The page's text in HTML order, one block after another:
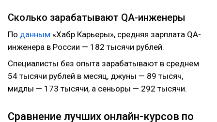
Сколько зарабатывают QA-инженеры
По данным «Хабр Карьеры», средняя зарплата QA-
инженера в России — 182 тысячи рублей.
Специалисты без опыта зарабатывают в среднем
54 тысячи рублей в месяц, джуны — 89 тысяч,
мидлы — 173 тысячи, а сеньоры — 292 тысячи.
Сравнение лучших онлайн-курсов по